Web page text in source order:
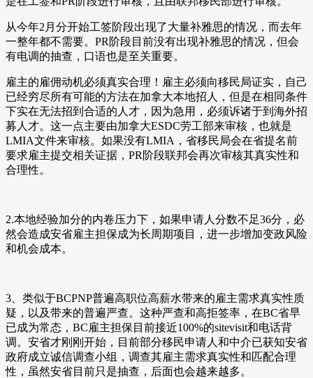
从今年2月分开始工签阶段出现了大量补雅思的情况，而去年
一整年都不需要。PR阶段目前没有出现补雅思的情况，但会
有电调的抽查，口语也是至关重要。
雇主的雇佣动机必须真实合理！雇主必须向移民局证实，自己
已经穷尽所有可能的方法在加拿大本地招人，但是在相同条件
下实在无法招到合适的人才，因为急用，必须诉诸于到海外招
募人才。这一点主要由加拿大ESDC劳工部来审核，也就是
LMIA文件来审核。如果没有LMIA，省移民局会在省提名前
要求雇主提交相关证据，PR阶段联邦会再次审核其真实性和
合理性。
2.本地经验加分的内卷压力下，如果申请人分数不足36分，必
然会造成安省雇主担保成为长周期项目，进一步增加变政风险
和机会成本。
3、类似于BCPNP普遍高职位高薪水带来的雇主需求真实性质
疑，以及带来的普遍严查。这种严查和高拒签率，在BC省早
已成为常态，BC雇主担保目前接近100%的sitevisit和电话背
调。安省才刚刚开始，目前部分移民申请人和中介已获知安省
政府成立诚信调查小组，调查其雇主需求真实性和匹配合理
性，虽然安省目前只是抽查，后面也会越来越多。